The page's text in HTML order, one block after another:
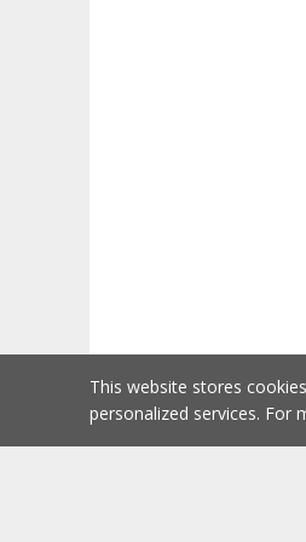
This website stores
personalized services. For